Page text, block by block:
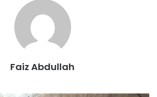
70 tahun ke atas akan menerima
Faiz Abdullah